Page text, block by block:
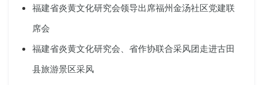
福建省炎黄文化研究会领导出席福州金汤社区党建联
席会
福建省炎黄文化研究会、省作协联合采风团走进古田
县旅游景区采风